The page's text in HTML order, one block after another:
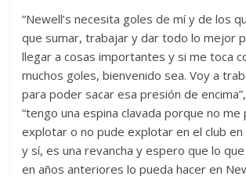
“Newell’s necesita goles de mí y de los
que sumar, trabajar y dar todo lo mejor
llegar a cosas importantes y si me toca
muchos goles, bienvenido sea. Voy a
para poder sacar esa presión de
“tengo una espina clavada porque no me
explotar o no pude explotar en el club
y sí, es una revancha y espero que lo
en años anteriores lo pueda hacer en